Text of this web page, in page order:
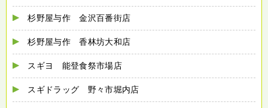
杉野屋与作 金沢百番街店
杉野屋与作 香林坊大和店
スギヨ 能登食祭市場店
スギドラッグ 野々市堀内店